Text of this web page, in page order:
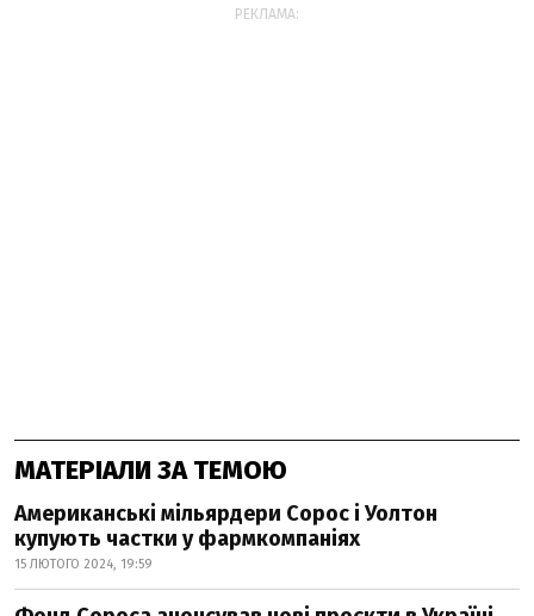
РЕКЛАМА:
МАТЕРІАЛИ ЗА ТЕМОЮ
Американські мільярдери Сорос і Уолтон
купують частки у фармкомпаніях
15 ЛЮТОГО 2024, 19:59